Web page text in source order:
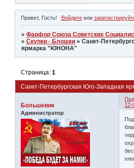
Привет, Гость! Войдитеили
»Фарфор Союза Советских
»Скупки - Блошки »Санкт-
ярмарка "ЮНОНА"
Санкт-Петербургская Юго-Западная
Страница:1
12-
Большевик
Администратор